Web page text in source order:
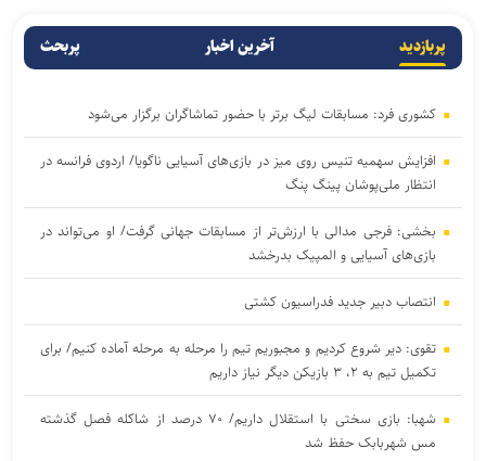
پربازدید آخرین اخبار پربحث
کشوری فرد: مسابقات لیگ برتر با حضور تماشاگران برگزار می‌شود
افزایش سهمیه تنیس روی میز در بازی‌های آسیایی ناگویا/ اردوی فرانسه در
انتظار ملی‌پوشان پینگ پنگ
بخشی: فرجی مدالی با ارزش‌تر از مسابقات جهانی گرفت/ او می‌تواند در
بازی‌های آسیایی و المپیک بدرخشد
انتصاب دبیر جدید فدراسیون کشتی
تقوی: دیر شروع کردیم و مجبوریم تیم را مرحله به مرحله آماده کنیم/ برای
تکمیل تیم به ۲، ۳ بازیکن دیگر نیاز داریم
شهبا: بازی سختی با استقلال داریم/ ۷۰ درصد از شاکله فصل گذشته
مس شهربابک حفظ شد